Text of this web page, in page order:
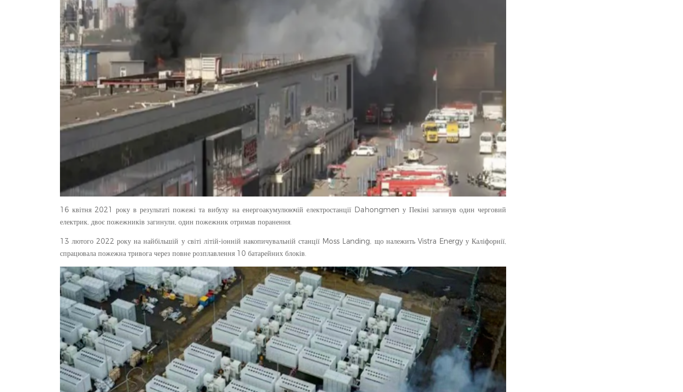
16 квітня 2021 року в результаті пожежі та вибуху на енергоакумулюючій електростанції Dahongmen у Пекіні загинув один черговий
електрик, двоє пожежників загинули, один пожежник отримав поранення.
13 лютого 2022 року на найбільшій у світі літій-іонній накопичувальній станції Moss Landing, що належить Vistra Energy у Каліфорнії,
спрацювала пожежна тривога через повне розплавлення 10 батарейних блоків.